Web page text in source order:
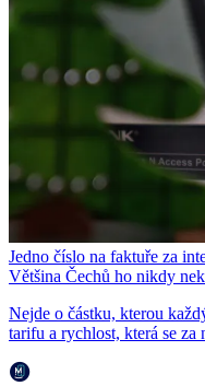
Jedno číslo na faktuře za
Většina Čechů ho nikdy
Nejde o částku, kterou
tarifu a rychlost, která se za